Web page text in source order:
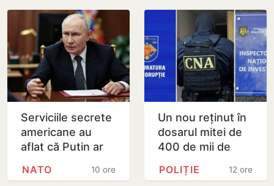
frontieră pentru…
Serviciile secrete
americane au
aflat că Putin ar
cu un atac chiar în
10 ore
NATO
Un nou reținut în
dosarul mitei de
400 de mii de
facilitat transferul
12 ore
POLIȚIE